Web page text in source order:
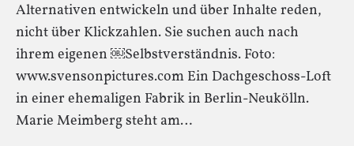
Alternativen entwickeln und über Inhalte reden,
nicht über Klickzahlen. Sie suchen auch nach
ihrem eigenen ￼Selbstverständnis. Foto:
www.svensonpictures.com Ein Dachgeschoss-Loft
in einer ehemaligen Fabrik in Berlin-Neukölln.
Marie Meimberg steht am…